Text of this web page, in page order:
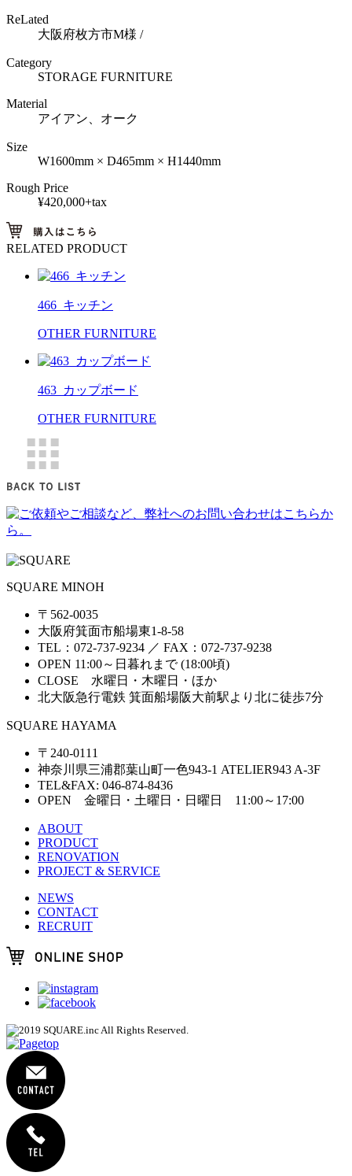
ReLated
大阪府枚方市M様 /
Category
STORAGE FURNITURE
Material
アイアン、オーク
Size
W1600mm × D465mm × H1440mm
Rough Price
¥420,000+tax
RELATED PRODUCT
466_キッチン
OTHER FURNITURE
463_カップボード
OTHER FURNITURE
SQUARE MINOH
〒562-0035
大阪府箕面市船場東1-8-58
TEL：072-737-9234 ／ FAX：072-737-9238
OPEN 11:00～日暮れまで (18:00頃)
CLOSE 水曜日・木曜日・ほか
北大阪急行電鉄 箕面船場阪大前駅より北に徒歩7分
SQUARE HAYAMA
〒240-0111
神奈川県三浦郡葉山町一色943-1 ATELIER943 A-3F
TEL&FAX: 046-874-8436
OPEN 金曜日・土曜日・日曜日 11:00～17:00
ABOUT
PRODUCT
RENOVATION
PROJECT & SERVICE
NEWS
CONTACT
RECRUIT